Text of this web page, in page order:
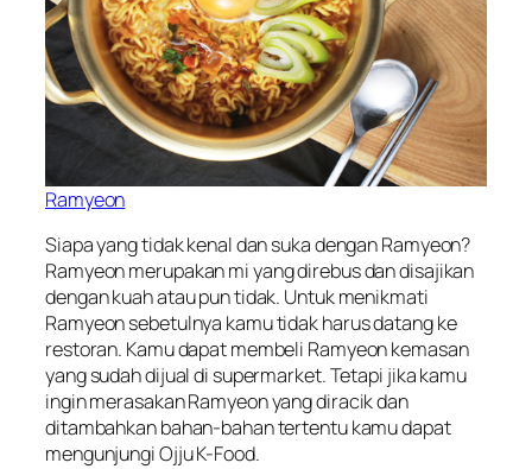
Ramyeon
Siapa yang tidak kenal dan suka dengan Ramyeon?
Ramyeon merupakan mi yang direbus dan disajikan
dengan kuah atau pun tidak. Untuk menikmati
Ramyeon sebetulnya kamu tidak harus datang ke
restoran. Kamu dapat membeli Ramyeon kemasan
yang sudah dijual di supermarket. Tetapi jika kamu
ingin merasakan Ramyeon yang diracik dan
ditambahkan bahan-bahan tertentu kamu dapat
mengunjungi Ojju K-Food.